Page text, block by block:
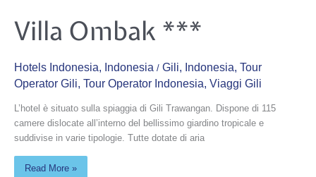
Villa Ombak ***
Hotels Indonesia, Indonesia / Gili, Indonesia, Tour
Operator Gili, Tour Operator Indonesia, Viaggi Gili
L’hotel è situato sulla spiaggia di Gili Trawangan. Dispone di 115
camere dislocate all’interno del bellissimo giardino tropicale e
suddivise in varie tipologie. Tutte dotate di aria
Villa
Ombak
***
Read More »